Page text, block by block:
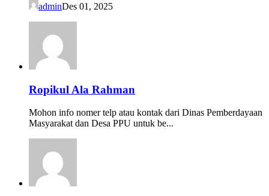
adminDes 01, 2025
Ropikul Ala Rahman
Mohon info nomer telp atau kontak dari Dinas Pemberdayaan
Masyarakat dan Desa PPU untuk be...